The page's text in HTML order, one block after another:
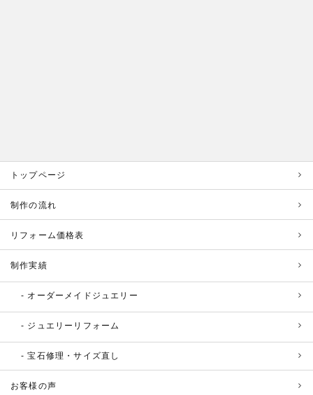
トップページ
制作の流れ
リフォーム価格表
制作実績
オーダーメイドジュエリー
ジュエリーリフォーム
宝石修理・サイズ直し
お客様の声